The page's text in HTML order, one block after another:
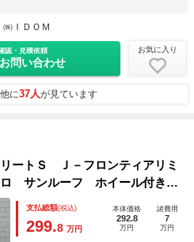
ＩＤＯＭ
認・見積依頼
問い合わせ
お気に入り
に37人が見ています
ートＳ Ｊ－フロンティアリミ
サンルーフ ホイール付きス
ーカーナビ フルセグＴＶ Ｂ
ン 電動チルト パワーシー
ＴＣ ドラレコ
支払総額(税込)
299.8 万円
本体価格
292.8
万円
諸費用
7
万円